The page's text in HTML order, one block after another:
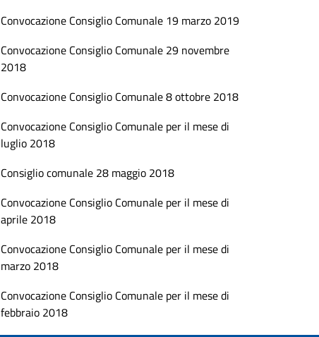
Convocazione Consiglio Comunale 19 marzo 2019
Convocazione Consiglio Comunale 29 novembre
2018
Convocazione Consiglio Comunale 8 ottobre 2018
Convocazione Consiglio Comunale per il mese di
luglio 2018
Consiglio comunale 28 maggio 2018
Convocazione Consiglio Comunale per il mese di
aprile 2018
Convocazione Consiglio Comunale per il mese di
marzo 2018
Convocazione Consiglio Comunale per il mese di
febbraio 2018